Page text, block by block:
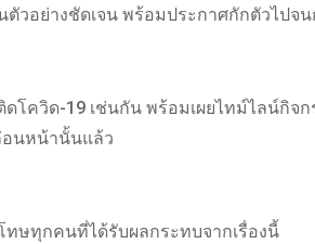
อย่างชัดเจน พร้อมประกาศกักตัวไปจน
โควิด-19 เช่นกัน พร้อมเผยไทม์ไลน์กิจก
อนหน้านั้นแล้ว
ษทุกคนที่ได้รับผลกระทบจากเรื่องนี้